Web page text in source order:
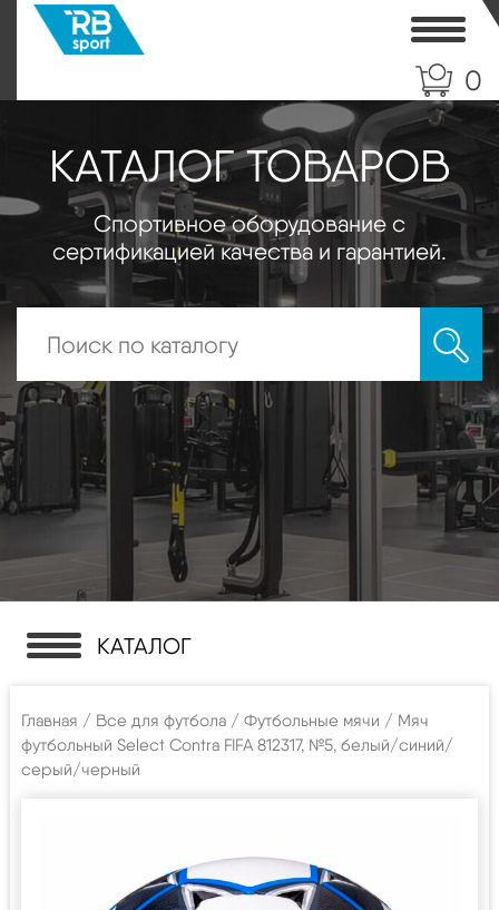
0
КАТАЛОГ ТОВАРОВ
Спортивное оборудование с
сертификацией качества и гарантией.
КАТАЛОГ
Главная / Все для футбола / Футбольные мячи / Мяч
футбольный Select Contra FIFA 812317, №5, белый/синий/
серый/черный